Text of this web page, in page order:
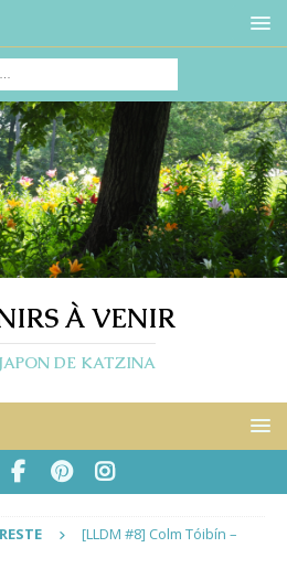
À VENIR
DE KATZINA
[LLDM #8] Colm Tóibín –